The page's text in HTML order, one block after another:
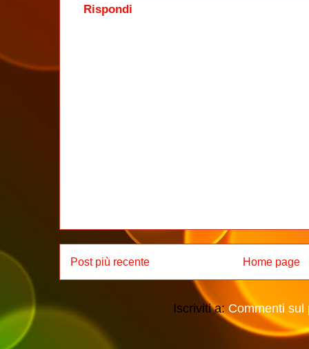
Rispondi
Post più recente Home page
Iscriviti a: Commenti sul